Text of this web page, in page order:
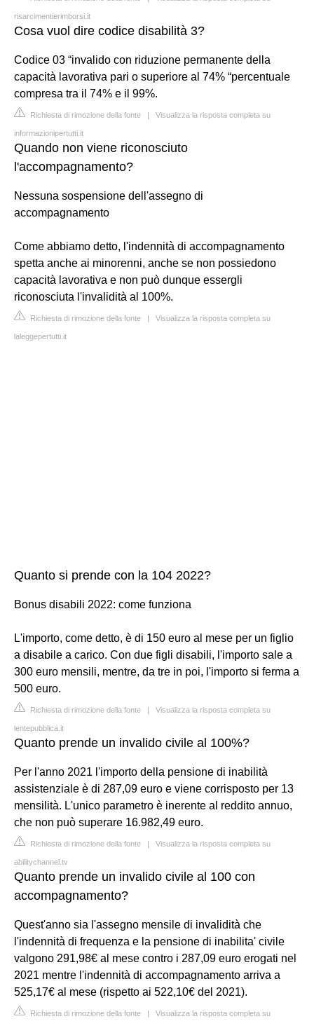
risarcimentierimborsi.it
Cosa vuol dire codice disabilità 3?
Codice 03 “invalido con riduzione permanente della
capacità lavorativa pari o superiore al 74% “percentuale
compresa tra il 74% e il 99%.
Richiesta di rimozione della fonte | Visualizza la risposta completa su
informazionipertutti.it
Quando non viene riconosciuto
l'accompagnamento?
Nessuna sospensione dell'assegno di
accompagnamento
Come abbiamo detto, l'indennità di accompagnamento
spetta anche ai minorenni, anche se non possiedono
capacità lavorativa e non può dunque essergli
riconosciuta l'invalidità al 100%.
Richiesta di rimozione della fonte | Visualizza la risposta completa su
laleggepertutti.it
Quanto si prende con la 104 2022?
Bonus disabili 2022: come funziona
L'importo, come detto, è di 150 euro al mese per un figlio
a disabile a carico. Con due figli disabili, l'importo sale a
300 euro mensili, mentre, da tre in poi, l'importo si ferma a
500 euro.
Richiesta di rimozione della fonte | Visualizza la risposta completa su
lentepubblica.it
Quanto prende un invalido civile al 100%?
Per l'anno 2021 l'importo della pensione di inabilità
assistenziale è di 287,09 euro e viene corrisposto per 13
mensilità. L'unico parametro è inerente al reddito annuo,
che non può superare 16.982,49 euro.
Richiesta di rimozione della fonte | Visualizza la risposta completa su
abilitychannel.tv
Quanto prende un invalido civile al 100 con
accompagnamento?
Quest'anno sia l'assegno mensile di invalidità che
l'indennità di frequenza e la pensione di inabilita' civile
valgono 291,98€ al mese contro i 287,09 euro erogati nel
2021 mentre l'indennità di accompagnamento arriva a
525,17€ al mese (rispetto ai 522,10€ del 2021).
Richiesta di rimozione della fonte | Visualizza la risposta completa su